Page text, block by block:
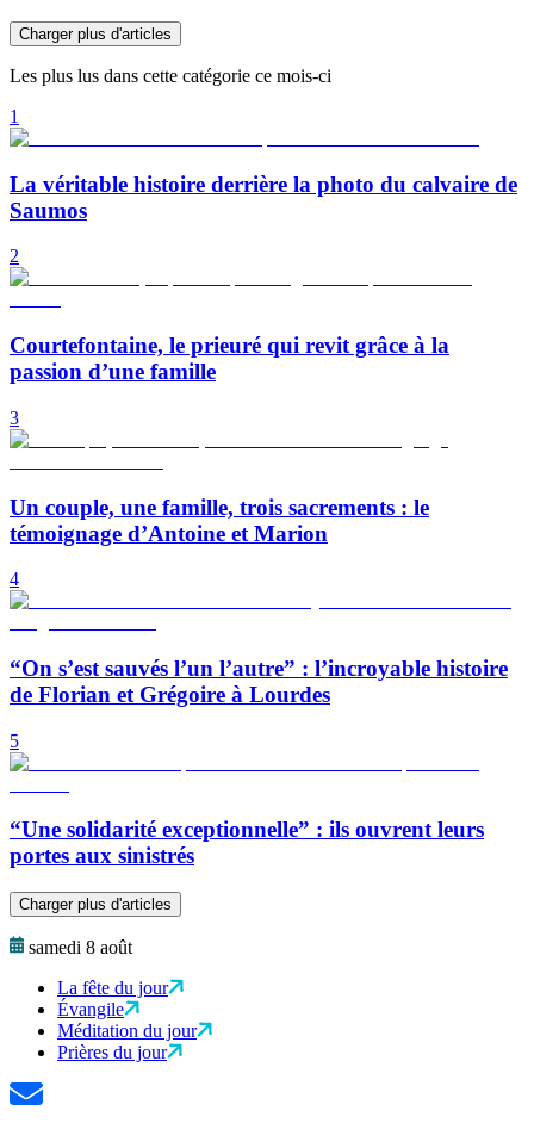
Charger plus d'articles
Les plus lus dans cette catégorie ce mois-ci
1
La véritable histoire derrière la photo du calvaire de
Saumos
2
Courtefontaine, le prieuré qui revit grâce à la
passion d’une famille
3
Un couple, une famille, trois sacrements : le
témoignage d’Antoine et Marion
4
“On s’est sauvés l’un l’autre” : l’incroyable histoire
de Florian et Grégoire à Lourdes
5
“Une solidarité exceptionnelle” : ils ouvrent leurs
portes aux sinistrés
Charger plus d'articles
samedi 8 août
La fête du jour
Évangile
Méditation du jour
Prières du jour